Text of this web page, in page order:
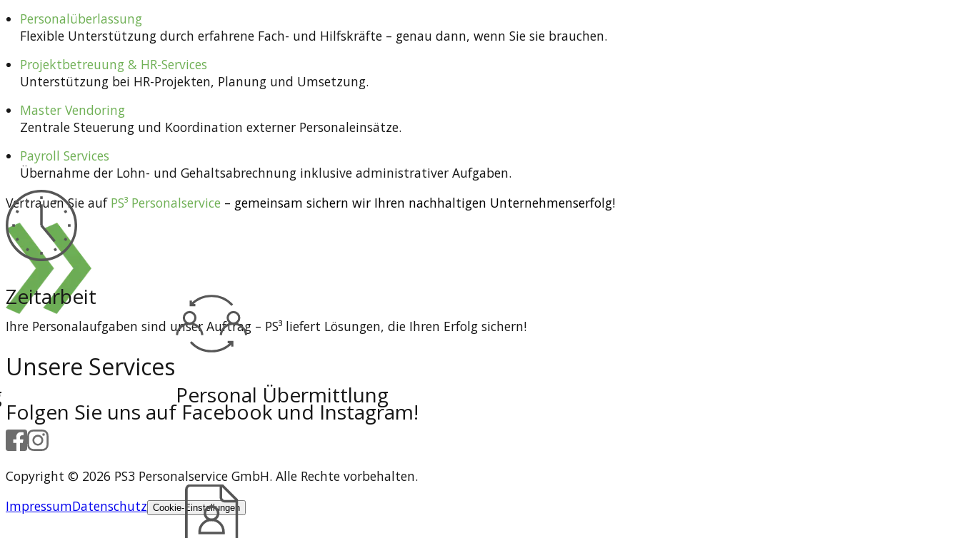
Personalüberlassung
Flexible Unterstützung durch erfahrene Fach- und Hilfskräfte – genau dann, wenn Sie sie brauchen.
Projektbetreuung & HR-Services
Unterstützung bei HR-Projekten, Planung und Umsetzung.
Master Vendoring
Zentrale Steuerung und Koordination externer Personaleinsätze.
Payroll Services
Übernahme der Lohn- und Gehaltsabrechnung inklusive administrativer Aufgaben.
Vertrauen Sie auf PS³ Personalservice – gemeinsam sichern wir Ihren nachhaltigen Unternehmenserfolg!
Ihre Personalaufgaben sind unser Auftrag – PS³ liefert Lösungen, die Ihren Erfolg sichern!
Unsere Services
Zeitarbeit
Personal Übermittlung
Folgen Sie uns auf Facebook und Instagram!
Copyright © 2026 PS3 Personalservice GmbH. Alle Rechte vorbehalten.
ImpressumDatenschutz Cookie-Einstellungen